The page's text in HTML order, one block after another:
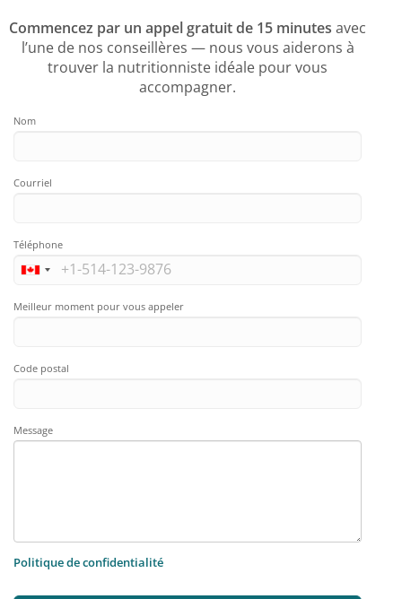
Commencez par un appel gratuit de 15 minutes avec
l’une de nos conseillères — nous vous aiderons à
trouver la nutritionniste idéale pour vous
accompagner.
Nom
Courriel
Téléphone
Meilleur moment pour vous appeler
Code postal
Message
Politique de confidentialité